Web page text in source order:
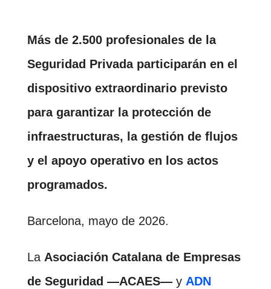
Más de 2.500 profesionales de la
Seguridad Privadaparticiparán en el
dispositivo extraordinario previsto
para garantizar la protección de
infraestructuras, la gestión de flujos
y el apoyo operativo en los actos
programados.
Barcelona, mayo de 2026.
La Asociación Catalana de Empresas
de Seguridad —ACAES—y ADN